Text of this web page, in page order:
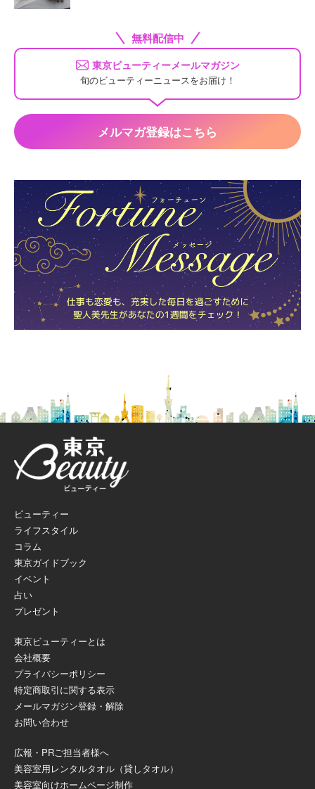
無料配信中
東京ビューティーメールマガジン
旬のビューティーニュースをお届け！
メルマガ登録はこちら
ビューティー
ライフスタイル
コラム
東京ガイドブック
イベント
占い
プレゼント
東京ビューティーとは
会社概要
プライバシーポリシー
特定商取引に関する表示
メールマガジン登録・解除
お問い合わせ
広報・PRご担当者様へ
美容室用レンタルタオル（貸しタオル）
美容室向けホームページ制作